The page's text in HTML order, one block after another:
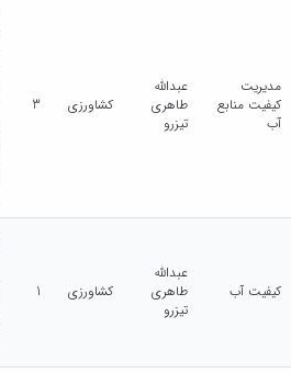
مدیریت
کیفیت منابع
آب
عبدالله
طاهری
تیزرو
کشاورزی 3
کیفیت آب
عبدالله
طاهری
تیزرو
کشاورزی 1